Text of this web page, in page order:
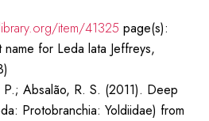
item/41325 page(s):
for Leda lata Jeffreys,
Absalão, R. S. (2011). Deep
Protobranchia: Yoldiidae) from